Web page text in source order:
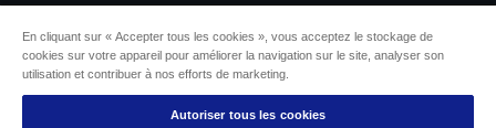
Informations sur les cookies
L’engagement d’Epson pour l’accessibilité
En cliquant sur « Accepter tous les cookies », vous acceptez le stockage de
cookies sur votre appareil pour améliorer la navigation sur le site, analyser son
utilisation et contribuer à nos efforts de marketing.
Autoriser tous les cookies